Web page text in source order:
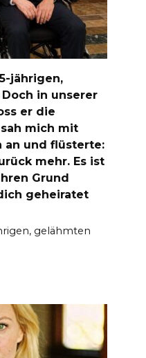
jährigen,
in unserer
er die
mich mit
an und flüsterte:
mehr. Es ist
Grund
geheiratet
gelähmten